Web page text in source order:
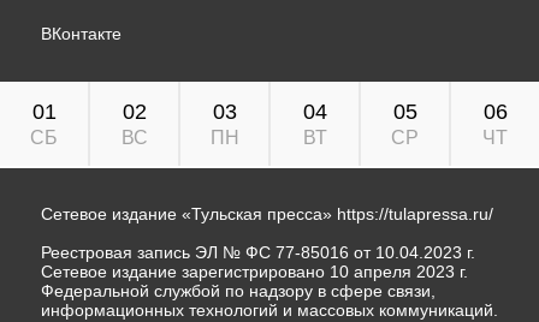
ВКонтакте
01
СБ
02
ВС
03
ПН
04
ВТ
05
СР
06
ЧТ
Сетевое издание «Тульская пресса» https://tulapressa.ru/
Реестровая запись ЭЛ № ФС 77-85016 от 10.04.2023 г.
Сетевое издание зарегистрировано 10 апреля 2023 г.
Федеральной службой по надзору в сфере связи,
информационных технологий и массовых коммуникаций.